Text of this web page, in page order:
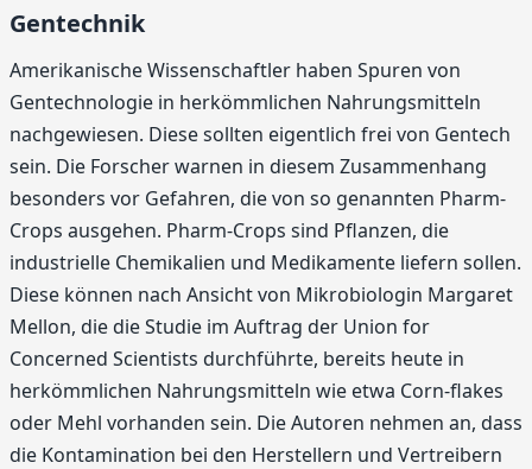
Gentechnik
Amerikanische Wissenschaftler haben Spuren von
Gentechnologie in herkömmlichen Nahrungsmitteln
nachgewiesen. Diese sollten eigentlich frei von Gentech
sein. Die Forscher warnen in diesem Zusammenhang
besonders vor Gefahren, die von so genannten Pharm-
Crops ausgehen. Pharm-Crops sind Pflanzen, die
industrielle Chemikalien und Medikamente liefern sollen.
Diese können nach Ansicht von Mikrobiologin Margaret
Mellon, die die Studie im Auftrag der Union for
Concerned Scientists durchführte, bereits heute in
herkömmlichen Nahrungsmitteln wie etwa Corn-flakes
oder Mehl vorhanden sein. Die Autoren nehmen an, dass
die Kontamination bei den Herstellern und Vertreibern